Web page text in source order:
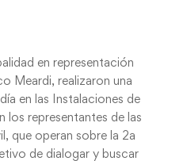
en representación
Meardi, realizaron una
en las Instalaciones de
los representantes de las
que operan sobre la 2a
de dialogar y buscar